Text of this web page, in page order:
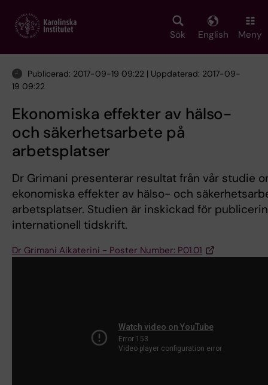
main
Sök English Meny
Publicerad: 2017-09-19 09:22 | Uppdaterad: 2017-09-
19 09:22
Ekonomiska effekter av hälso-
och säkerhetsarbete på
arbetsplatser
Dr Grimani presenterar resultat från vår studie
ekonomiska effekter av hälso- och
arbetsplatser. Studien är inskickad för
internationell tidskrift.
Dr Grimani Aikaterini - Poster Number: P01.01